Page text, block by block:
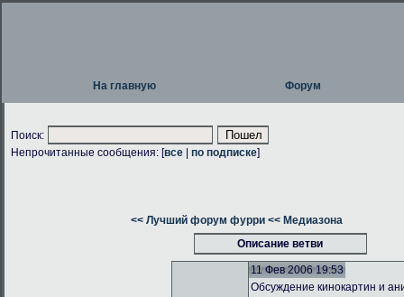
На главную Форум
Поиск:
Непрочитанные сообщения: [все по подписке]
<< Лучший форум фурри << Медиазона
Описание ветви
11 Фев 2006 19:53
Обсуждение кинокартин и